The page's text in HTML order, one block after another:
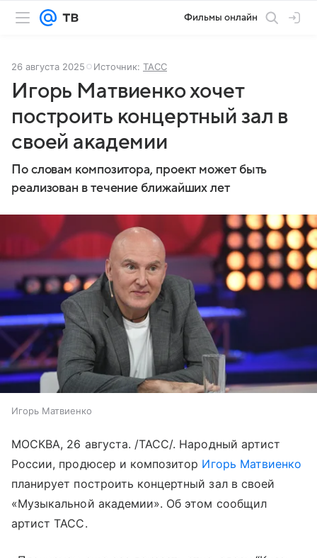
Фильмы онлайн
26 августа 2025 Источник: ТАСС
Игорь Матвиенко хочет
построить концертный зал в
своей академии
По словам композитора, проект может быть
реализован в течение ближайших лет
Игорь Матвиенко
МОСКВА, 26 августа. /ТАСС/. Народный артист
России, продюсер и композитор Игорь Матвиенко
планирует построить концертный зал в своей
«Музыкальной академии». Об этом сообщил
артист ТАСС.